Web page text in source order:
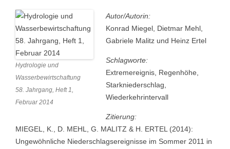
Hydrologie und
Wasserbewirtschaftung
58. Jahrgang, Heft 1,
Februar 2014
Autor/Autorin:
Konrad Miegel, Dietmar Mehl,
Gabriele Malitz und Heinz Ertel
Schlagworte:
Extremereignis, Regenhöhe,
Starkniederschlag,
Wiederkehrintervall
Zitierung:
MIEGEL, K., D. MEHL, G. MALITZ & H. ERTEL (2014):
Ungewöhnliche Niederschlagsereignisse im Sommer 2011 in